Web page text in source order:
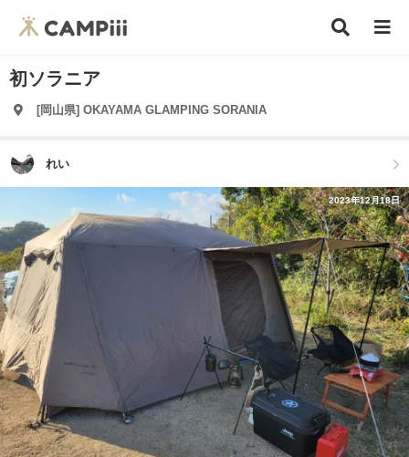
初ソラニア
[岡山県] OKAYAMA GLAMPING SORANIA
れい
2023年12月18日